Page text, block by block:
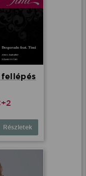
Részletek